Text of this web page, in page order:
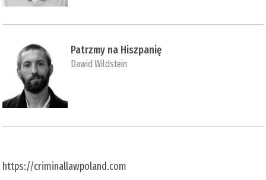
Patrzmy na Hiszpanię
Dawid Wildstein
https://criminallawpoland.com